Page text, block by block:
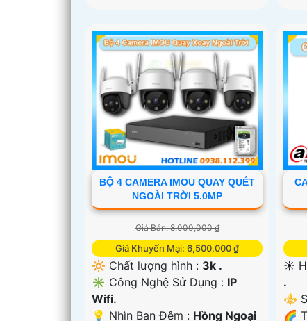
BỘ 4 CAMERA IMOU QUAY QUÉT
NGOÀI TRỜI 5.0MP
Giá Bán: 8,000,000 ₫
Giá Khuyến Mại: 6,500,000 ₫
🔆 Chất lượng hình : 3k .
✳️ Công Nghệ Sử Dụng : IP
Wifi.
💡 Nhìn Ban Đêm : Hồng Ngoại
☀️
.
⚜️
🌈